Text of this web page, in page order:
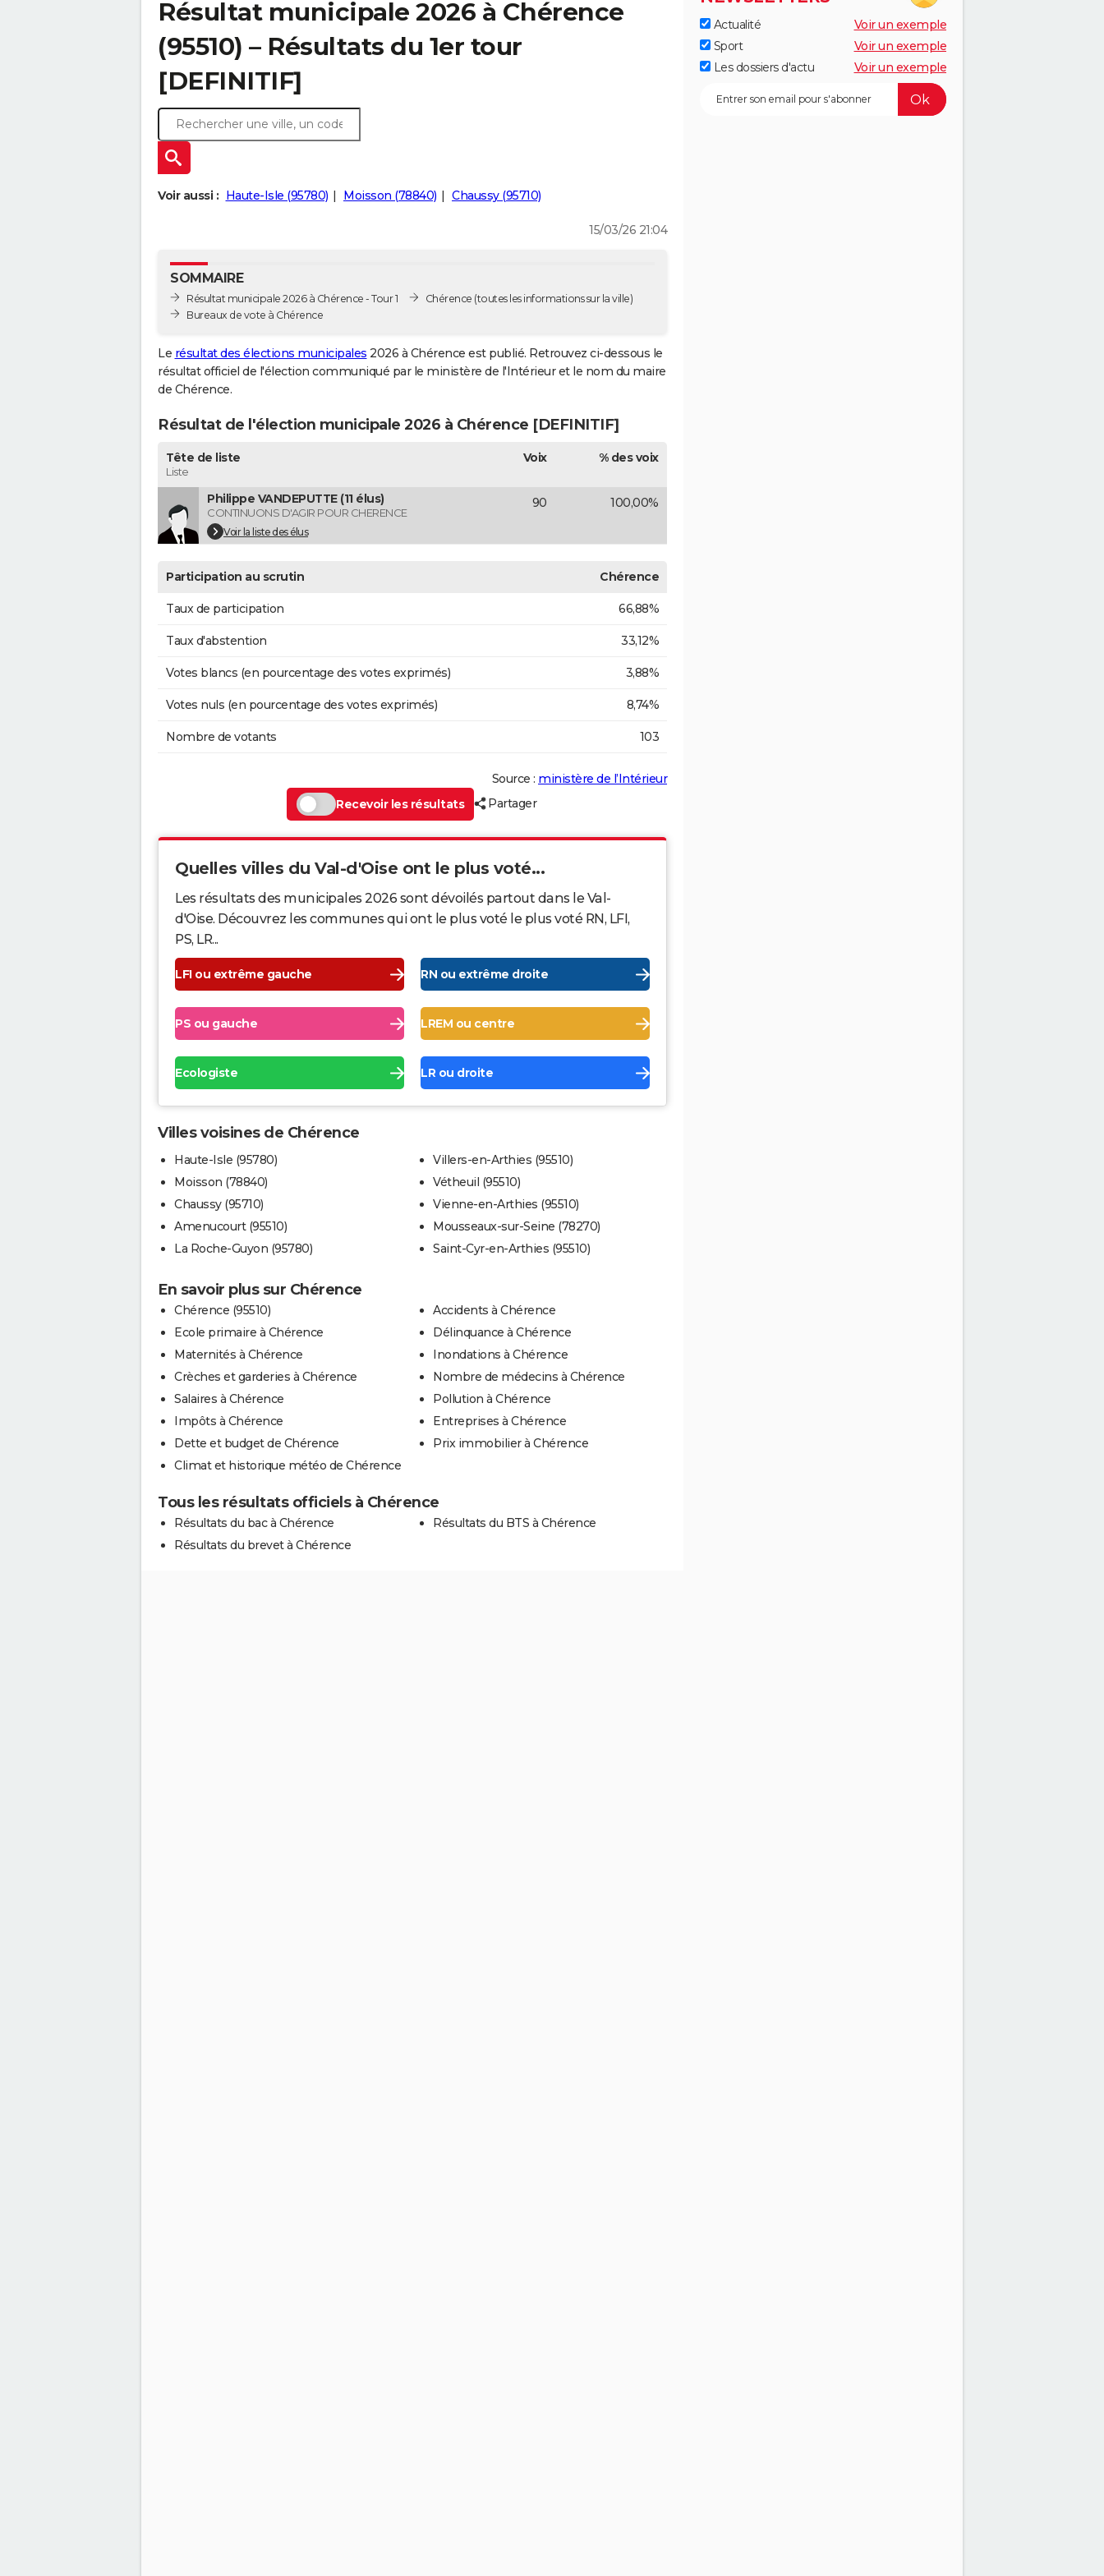
Résultat municipale 2026 à Chérence
(95510) – Résultats du 1er tour
[DEFINITIF]
Voir aussi : Haute-Isle (95780) Moisson (78840) Chaussy (95710)
15/03/26 21:04
SOMMAIRE
Résultat municipale 2026 à Chérence - Tour 1
Bureaux de vote à Chérence
Chérence (toutes les informations sur la ville)
Le résultat des élections municipales 2026 à Chérence est publié. Retrouvez ci-dessous le
résultat officiel de l'élection communiqué par le ministère de l'Intérieur et le nom du maire
de Chérence.
Résultat de l'élection municipale 2026 à Chérence [DEFINITIF]
Tête de liste
Liste
Voix % des voix
Philippe VANDEPUTTE (11 élus)
CONTINUONS D'AGIR POUR CHERENCE
Voir la liste des élus
90 100,00%
Participation au scrutin Chérence
Taux de participation 66,88%
Taux d'abstention 33,12%
Votes blancs (en pourcentage des votes exprimés) 3,88%
Votes nuls (en pourcentage des votes exprimés) 8,74%
Nombre de votants 103
Source : ministère de l’Intérieur
Recevoir les résultats
Partager
Quelles villes du Val-d'Oise ont le plus voté...
Les résultats des municipales 2026 sont dévoilés partout dans le Val-
d'Oise. Découvrez les communes qui ont le plus voté le plus voté RN, LFI,
PS, LR...
LFI ou extrême gauche RN ou extrême droite
PS ou gauche LREM ou centre
Ecologiste LR ou droite
Villes voisines de Chérence
Haute-Isle (95780)
Moisson (78840)
Chaussy (95710)
Amenucourt (95510)
La Roche-Guyon (95780)
Villers-en-Arthies (95510)
Vétheuil (95510)
Vienne-en-Arthies (95510)
Mousseaux-sur-Seine (78270)
Saint-Cyr-en-Arthies (95510)
En savoir plus sur Chérence
Chérence (95510)
Ecole primaire à Chérence
Maternités à Chérence
Crèches et garderies à Chérence
Salaires à Chérence
Impôts à Chérence
Dette et budget de Chérence
Climat et historique météo de Chérence
Accidents à Chérence
Délinquance à Chérence
Inondations à Chérence
Nombre de médecins à Chérence
Pollution à Chérence
Entreprises à Chérence
Prix immobilier à Chérence
Tous les résultats officiels à Chérence
Résultats du bac à Chérence
Résultats du brevet à Chérence
Résultats du BTS à Chérence
Actualité
Voir un exemple
Sport
Voir un exemple
Les dossiers d'actu
Voir un exemple